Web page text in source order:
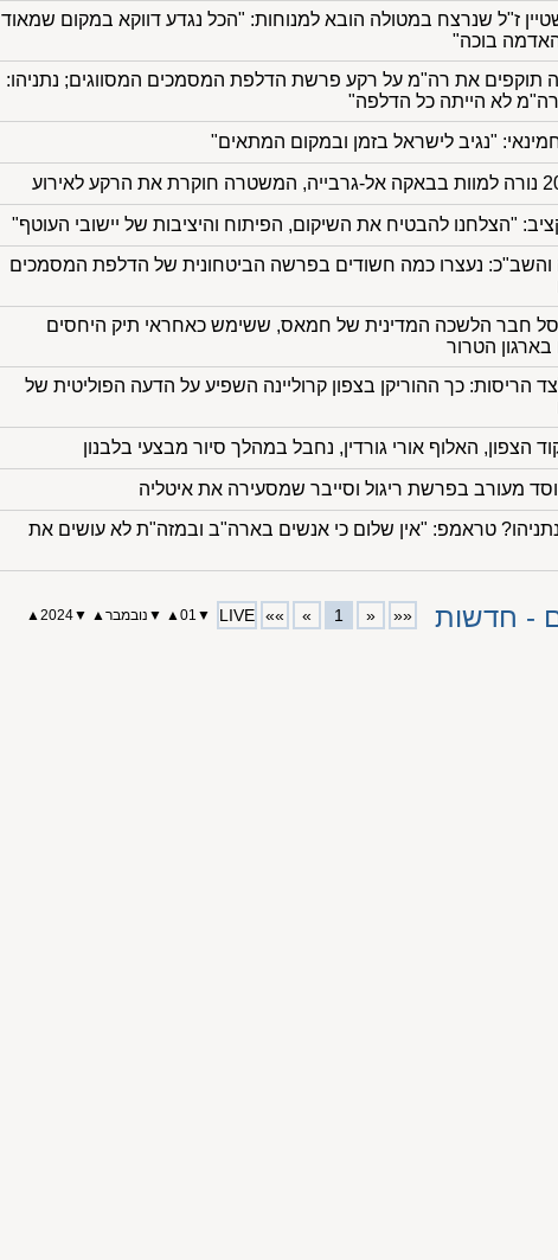
ז"ל שנרצח במטולה הובא למנוחות: "הכל נגדע דווקא במקום שמאוד
בוכה"
תוקפים את רה"מ על רקע פרשת הדלפת המסמכים המסווגים; נתניהו:
לא הייתה כל הדלפה"
"נגיב לישראל בזמן ובמקום המתאים"
"הצלחנו להבטיח את השיקום, הפיתוח והיציבות של יישובי העוטף"
נעצרו כמה חשודים בפרשה הביטחונית של הדלפת המסמכים
חבר הלשכה המדינית של חמאס, ששימש כאחראי תיק היחסים
בארגון הטרור
הריסות: כך ההוריקן בצפון קרוליינה השפיע על הדעה הפוליטית של
הצפון, האלוף אורי גורדין, נחבל במהלך סיור מבצעי בלבנון
מעורב בפרשת ריגול וסייבר שמסעירה את איטליה
טראמפ: "אין שלום כי אנשים בארה"ב ובמזה"ת לא עושים את
- חדשות ««
«
1
»
»»
LIVE
▼
01
▲
▼ נובמבר▲
▼
2024
▲